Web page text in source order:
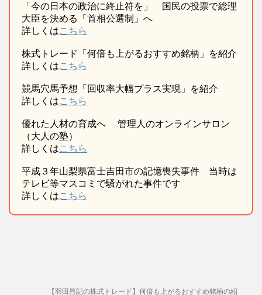
「今の日本の政治に終止符を」 国民の投票で総理
大臣を決める「首相公選制」へ
詳しくはこちら
株式トレード「何倍も上がるおすすめ銘柄」を紹介
詳しくはこちら
競馬穴馬予想「回収率大幅プラス実現」を紹介
詳しくはこちら
優れた人材の育成へ 管理人のオンラインサロン
（大人の塾）
詳しくはこちら
平成３年山梨県富士吉田市の記憶喪失事件 当時は
テレビ等マスコミで騒がれた事件です
詳しくはこちら
【羽田昌記の株式トレード】何倍も上がるおすすめ銘柄の紹